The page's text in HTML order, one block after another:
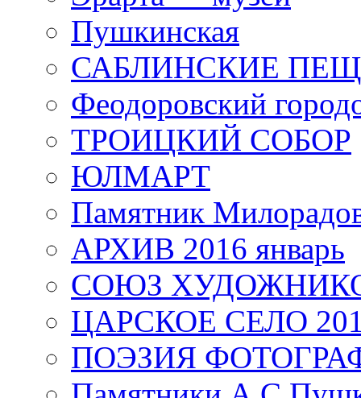
Пушкинская
САБЛИНСКИЕ
Феодоровский
ТРОИЦКИЙ СОБОР
ЮЛМАРТ
Памятник
АРХИВ 2016 январь
СОЮЗ
ЦАРСКОЕ СЕЛО
ПОЭЗИЯ